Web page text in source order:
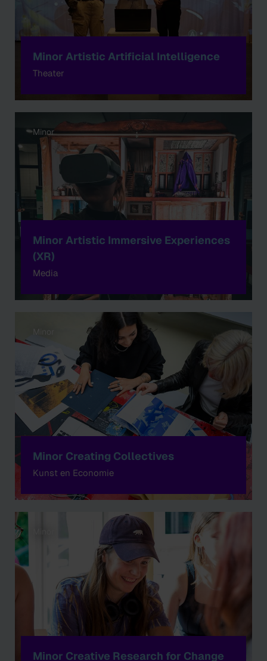
Minor Artistic Artificial Intelligence
Theater
Minor
Minor Artistic Immersive Experiences
(XR)
Media
Minor Creating Collectives
Kunst en Economie
Minor Creative Research for Change